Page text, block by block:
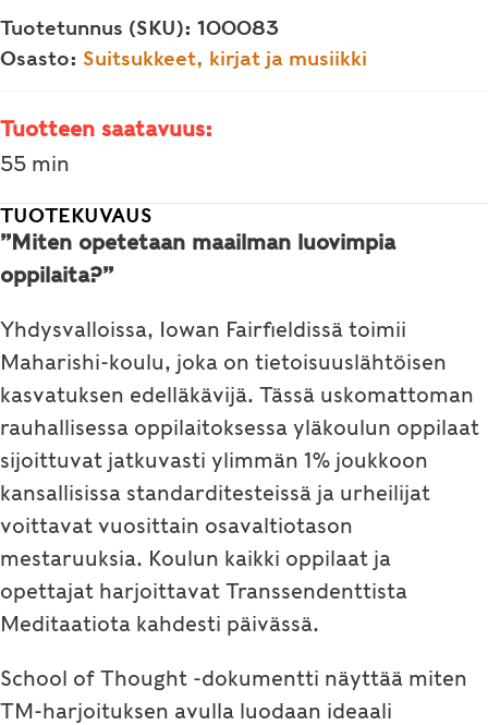
Thought
DVD
Uuden
ajan
(tekstitetty
suomeksi)
määrä
Tuotetunnus (SKU): 100083
Osasto: Suitsukkeet, kirjat ja musiikki
Tuotteen saatavuus:
55 min
TUOTEKUVAUS
”Miten opetetaan maailman luovimpia
oppilaita?”
Yhdysvalloissa, Iowan Fairfieldissä toimii
Maharishi-koulu, joka on tietoisuuslähtöisen
kasvatuksen edelläkävijä. Tässä uskomattoman
rauhallisessa oppilaitoksessa yläkoulun oppilaat
sijoittuvat jatkuvasti ylimmän 1% joukkoon
kansallisissa standarditesteissä ja urheilijat
voittavat vuosittain osavaltiotason
mestaruuksia. Koulun kaikki oppilaat ja
opettajat harjoittavat Transsendenttista
Meditaatiota kahdesti päivässä.
School of Thought -dokumentti näyttää miten
TM-harjoituksen avulla luodaan ideaali